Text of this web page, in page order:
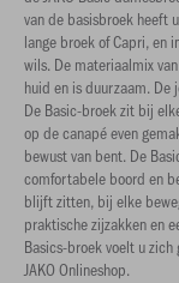
van de basisbroek heeft
lange broek of Capri, en
wils. De materiaalmix
huid en is duurzaam.
De Basic-broek zit bij
op de canapé even
bewust van bent. De
comfortabele boord en
blijft zitten, bij elke
praktische zijzakken en
Basics-broek voelt u
JAKO Onlineshop.